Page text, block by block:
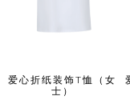
爱心折纸装饰T恤（女
士）